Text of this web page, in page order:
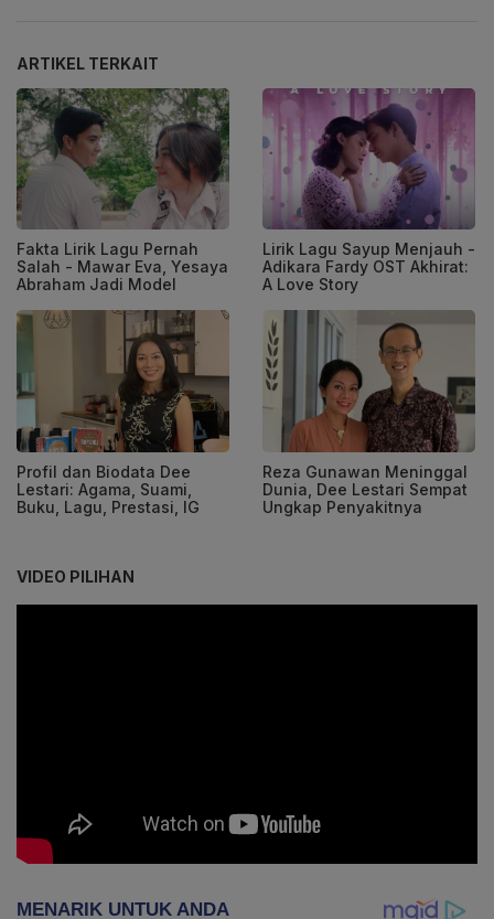
ARTIKEL TERKAIT
Fakta Lirik Lagu Pernah
Salah - Mawar Eva, Yesaya
Abraham Jadi Model
Lirik Lagu Sayup Menjauh -
Adikara Fardy OST Akhirat:
A Love Story
Profil dan Biodata Dee
Lestari: Agama, Suami,
Buku, Lagu, Prestasi, IG
Reza Gunawan Meninggal
Dunia, Dee Lestari Sempat
Ungkap Penyakitnya
VIDEO PILIHAN